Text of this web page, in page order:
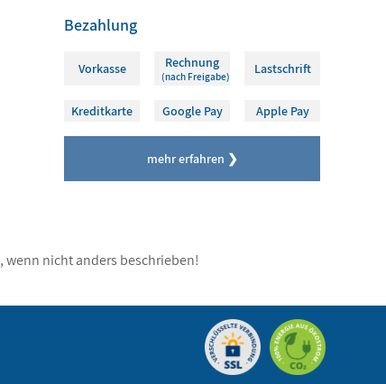
Bezahlung
Vorkasse Rechnung
(nach Freigabe) Lastschrift
Kreditkarte Google Pay Apple Pay
mehr erfahren ❯
, wenn nicht anders beschrieben!